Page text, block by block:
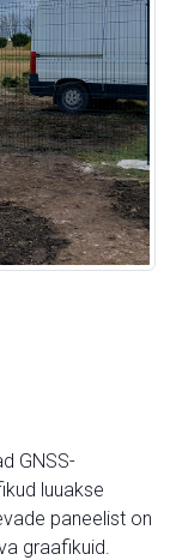
GNSS-
luuakse
paneelist on
graafikuid.